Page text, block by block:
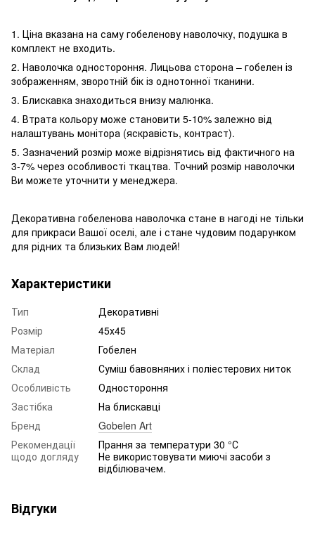
1. Ціна вказана на саму гобеленову наволочку, подушка в
комплект не входить.
2. Наволочка одностороння. Лицьова сторона – гобелен із
зображенням, зворотній бік із однотонної тканини.
3. Блискавка знаходиться внизу малюнка.
4. Втрата кольору може становити 5-10% залежно від
налаштувань монітора (яскравість, контраст).
5. Зазначений розмір може відрізнятись від фактичного на
3-7% через особливості ткацтва. Точний розмір наволочки
Ви можете уточнити у менеджера.
Декоративна гобеленова наволочка стане в нагоді не тільки
для прикраси Вашої оселі, але і стане чудовим подарунком
для рідних та близьких Вам людей!
Характеристики
Тип
Декоративні
Розмір
45х45
Матеріал
Гобелен
Склад
Суміш бавовняних і поліестерових ниток
Особливість
Одностороння
Застібка
На блискавці
Бренд
Gobelen Art
Рекомендації
щодо догляду
Прання за температури 30 °С
Не використовувати миючі засоби з
відбілювачем.
Відгуки